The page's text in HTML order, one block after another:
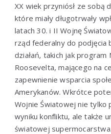
XX wiek przyniósł ze sobą
które miały długotrwały
latach 30. i II Wojnę
rząd federalny do podjęcia
działań, takich jak
Roosevelta, mającego na
zapewnienie wsparcia
Amerykanów. Wkrótce
Wojnie Światowej nie tylko
wyniku konfliktu, ale także
światowej supermocarstwa.